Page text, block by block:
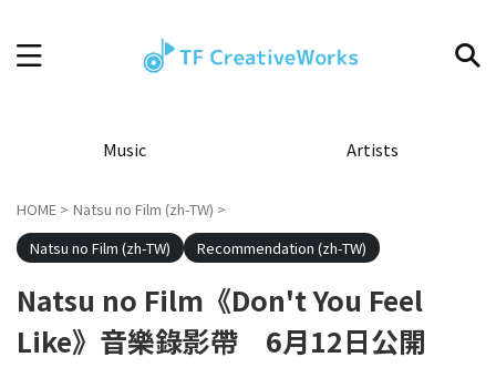
Music Artists
HOME > Natsu no Film (zh-TW) >
Natsu no Film (zh-TW)
Recommendation (zh-TW)
Natsu no Film《Don't You Feel
Like》音樂錄影帶 6月12日公開